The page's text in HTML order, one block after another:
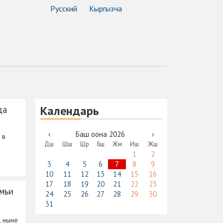
Русский Кыргызча
ныне
Календарь
‹ Баш оона 2026 ›
Дш Шш Шр Бш Жм Иш Жш
1
2
3
4 5 6 7 8
9
10
11 12 13 14 15
16
17
18 19 20 21 22
23
24
25 26 27 28 29
30
31